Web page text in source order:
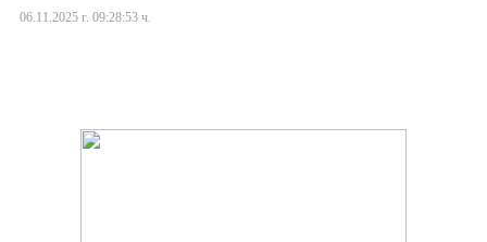
06.11.2025 г. 09:28:53 ч.